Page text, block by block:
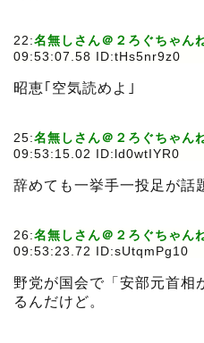
22:名無しさん＠２ろぐちゃん
09:53:07.58 ID:tHs5nr9z0
昭恵｢空気読めよ｣
25:名無しさん＠２ろぐちゃん
09:53:15.02 ID:ld0wtIYR0
辞めても一挙手一投足が話
26:名無しさん＠２ろぐちゃん
09:53:23.72 ID:sUtqmPg10
野党が国会で「安部元首相
るんだけど。